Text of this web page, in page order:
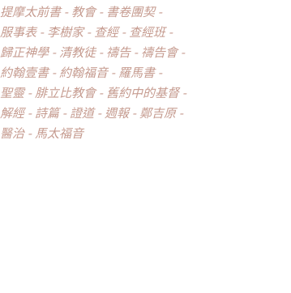
提摩太前書
教會
書卷團契
服事表
李樹家 查經
查經班
歸正神學
清教徒 禱告
禱告會
約翰壹書
約翰福音
羅馬書
聖靈
腓立比教會
舊約中的基督
解經
詩篇 證道 週報
鄭吉原
醫治
馬太福音